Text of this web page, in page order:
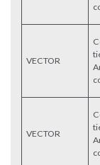
VECTOR
VECTOR